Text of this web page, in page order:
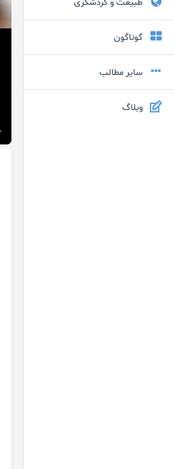
گوناگون
سایر مطالب
وبلاگ